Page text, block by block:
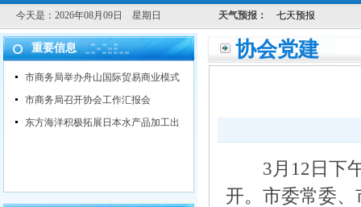
今天是： 2026年08月09日 星期日 天气预报：
重要信息
市商务局举办舟山国际贸易商业模式
市商务局召开协会工作汇报会
东方海洋积极拓展日本水产品加工出
协会党建
3月12日下午
开。市委常委